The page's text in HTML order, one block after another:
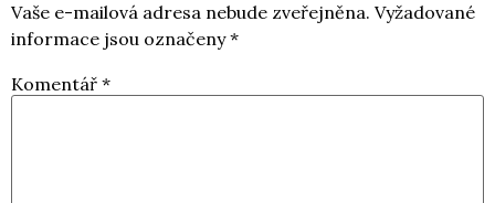
Vaše e-mailová adresa nebude zveřejněna. Vyžadované
informace jsou označeny*
Komentář *